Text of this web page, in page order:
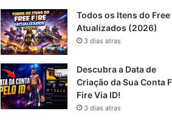
Todos os Itens do Free
Atualizados (2026)
3 dias atras
Descubra a Data de
Criação da Sua Conta
Fire Via ID!
3 dias atras